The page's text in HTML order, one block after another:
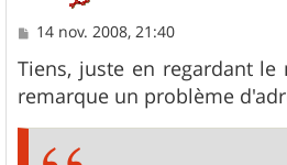
M
s
s
a
14 nov. 2008, 21:40
Tiens, juste en regardant le
remarque un problème